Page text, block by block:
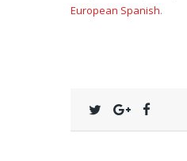
European Spanish.